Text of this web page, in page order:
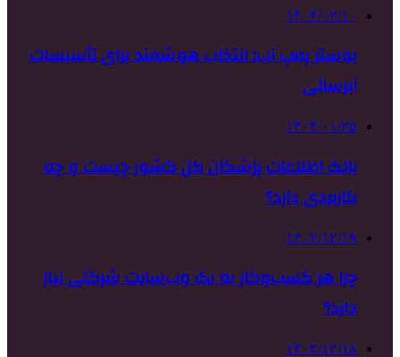
۱۴۰۴/۰۲/۱۰
بوستر پمپ آب: انتخاب هوشمند برای تأسیسات
آبرسانی
۱۴۰۴/۰۱/۲۵
بانک اطلاعات پزشکان کل کشور چیست و چه
کاربردی دارد؟
۱۴۰۲/۱۲/۱۹
چرا هر کسب‌وکار به یک وب‌سایت شرکتی نیاز
دارد؟
۱۴۰۲/۱۲/۱۸